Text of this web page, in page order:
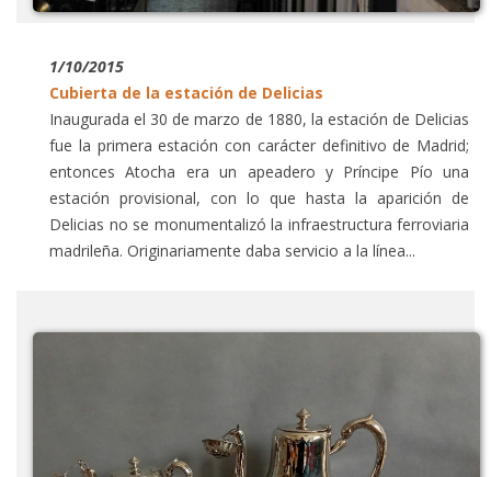
1/10/2015
Cubierta de la estación de Delicias
Inaugurada el 30 de marzo de 1880, la estación de Delicias
fue la primera estación con carácter definitivo de Madrid;
entonces Atocha era un apeadero y Príncipe Pío una
estación provisional, con lo que hasta la aparición de
Delicias no se monumentalizó la infraestructura ferroviaria
madrileña. Originariamente daba servicio a la línea...